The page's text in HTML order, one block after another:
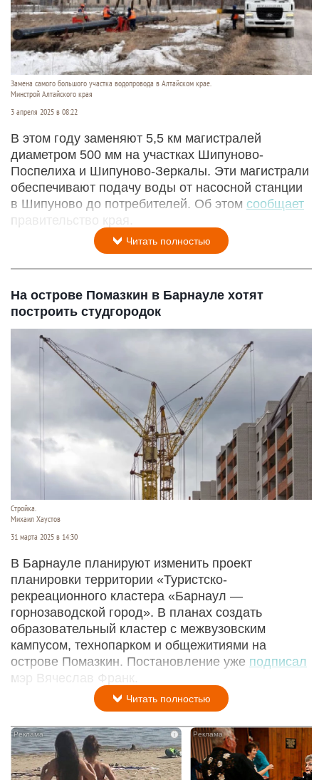
Замена самого большого участка водопровода в Алтайском крае.
Минстрой Алтайского края
3 апреля 2025 в 08:22
В этом году заменяют 5,5 км магистралей
диаметром 500 мм на участках Шипуново-
Поспелиха и Шипуново-Зеркалы. Эти магистрали
обеспечивают подачу воды от насосной станции
в Шипуново до потребителей. Об этом сообщает
правительство края.
Читать полностью
На острове Помазкин в Барнауле хотят
построить студгородок
Стройка.
Михаил Хаустов
31 марта 2025 в 14:30
В Барнауле планируют изменить проект
планировки территории «Туристско-
рекреационного кластера «Барнаул —
горнозаводской город». В планах создать
образовательный кластер с межвузовским
кампусом, технопарком и общежитиями на
острове Помазкин. Постановление уже подписал
мэр Вячеслав Франк.
Читать полностью
i